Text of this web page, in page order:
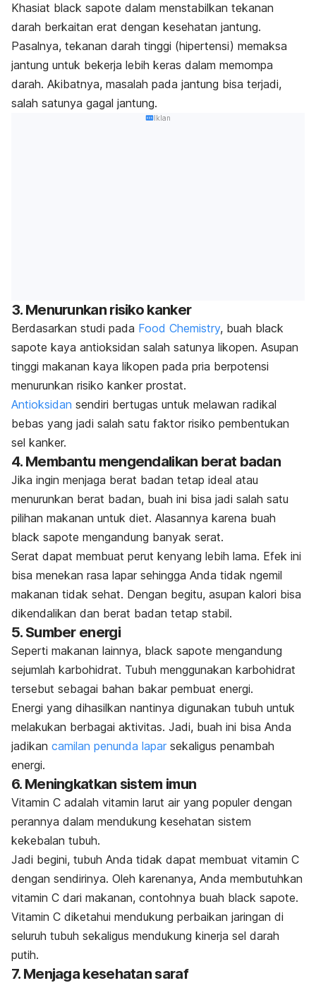
Khasiat black sapote dalam menstabilkan tekanan
darah berkaitan erat dengan kesehatan jantung.
Pasalnya, tekanan darah tinggi (hipertensi) memaksa
jantung untuk bekerja lebih keras dalam memompa
darah. Akibatnya, masalah pada jantung bisa terjadi,
salah satunya gagal jantung.
Iklan
3. Menurunkan risiko kanker
Berdasarkan studi pada Food Chemistry, buah black
sapote kaya antioksidan salah satunya likopen. Asupan
tinggi makanan kaya likopen pada pria berpotensi
menurunkan risiko kanker prostat.
Antioksidan sendiri bertugas untuk melawan radikal
bebas yang jadi salah satu faktor risiko pembentukan
sel kanker.
4. Membantu mengendalikan berat badan
Jika ingin menjaga berat badan tetap ideal atau
menurunkan berat badan, buah ini bisa jadi salah satu
pilihan makanan untuk diet. Alasannya karena buah
black sapote mengandung banyak serat.
Serat dapat membuat perut kenyang lebih lama. Efek ini
bisa menekan rasa lapar sehingga Anda tidak ngemil
makanan tidak sehat. Dengan begitu, asupan kalori bisa
dikendalikan dan berat badan tetap stabil.
5. Sumber energi
Seperti makanan lainnya, black sapote mengandung
sejumlah karbohidrat. Tubuh menggunakan karbohidrat
tersebut sebagai bahan bakar pembuat energi.
Energi yang dihasilkan nantinya digunakan tubuh untuk
melakukan berbagai aktivitas. Jadi, buah ini bisa Anda
jadikan camilan penunda lapar sekaligus penambah
energi.
6. Meningkatkan sistem imun
Vitamin C adalah vitamin larut air yang populer dengan
perannya dalam mendukung kesehatan sistem
kekebalan tubuh.
Jadi begini, tubuh Anda tidak dapat membuat vitamin C
dengan sendirinya. Oleh karenanya, Anda membutuhkan
vitamin C dari makanan, contohnya buah black sapote.
Vitamin C diketahui mendukung perbaikan jaringan di
seluruh tubuh sekaligus mendukung kinerja sel darah
putih.
7. Menjaga kesehatan saraf